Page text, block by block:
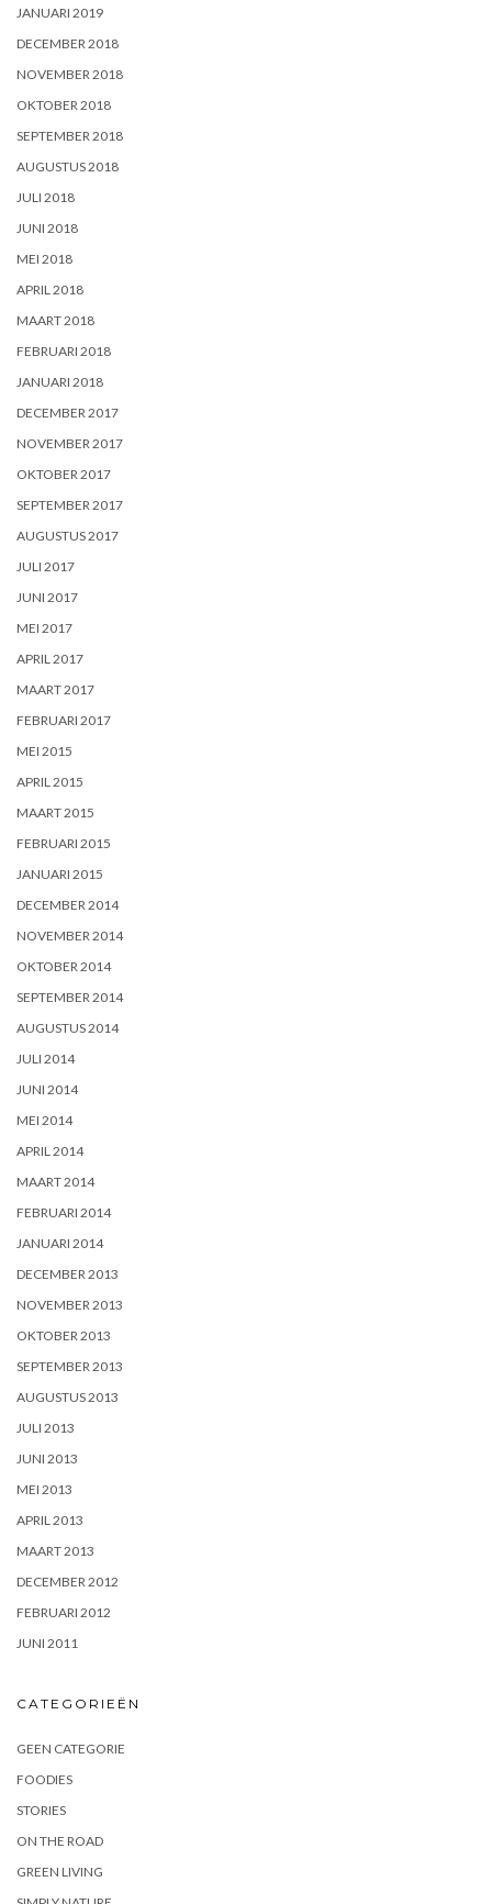
JANUARI 2019
DECEMBER 2018
NOVEMBER 2018
OKTOBER 2018
SEPTEMBER 2018
AUGUSTUS 2018
JULI 2018
JUNI 2018
MEI 2018
APRIL 2018
MAART 2018
FEBRUARI 2018
JANUARI 2018
DECEMBER 2017
NOVEMBER 2017
OKTOBER 2017
SEPTEMBER 2017
AUGUSTUS 2017
JULI 2017
JUNI 2017
MEI 2017
APRIL 2017
MAART 2017
FEBRUARI 2017
MEI 2015
APRIL 2015
MAART 2015
FEBRUARI 2015
JANUARI 2015
DECEMBER 2014
NOVEMBER 2014
OKTOBER 2014
SEPTEMBER 2014
AUGUSTUS 2014
JULI 2014
JUNI 2014
MEI 2014
APRIL 2014
MAART 2014
FEBRUARI 2014
JANUARI 2014
DECEMBER 2013
NOVEMBER 2013
OKTOBER 2013
SEPTEMBER 2013
AUGUSTUS 2013
JULI 2013
JUNI 2013
MEI 2013
APRIL 2013
MAART 2013
DECEMBER 2012
FEBRUARI 2012
JUNI 2011
CATEGORIEËN
GEEN CATEGORIE
FOODIES
STORIES
ON THE ROAD
GREEN LIVING